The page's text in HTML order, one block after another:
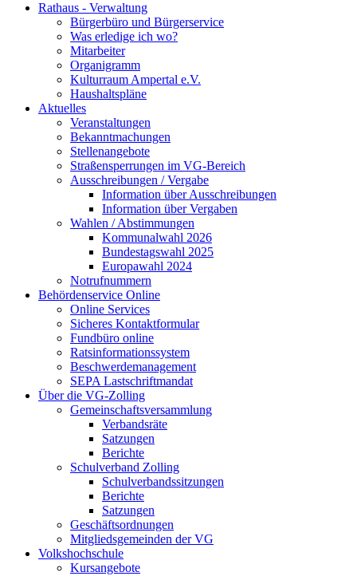
Rathaus - Verwaltung
Bürgerbüro und Bürgerservice
Was erledige ich wo?
Mitarbeiter
Organigramm
Kulturraum Ampertal e.V.
Haushaltspläne
Aktuelles
Veranstaltungen
Bekanntmachungen
Stellenangebote
Straßensperrungen im VG-Bereich
Ausschreibungen / Vergabe
Information über Ausschreibungen
Information über Vergaben
Wahlen / Abstimmungen
Kommunalwahl 2026
Bundestagswahl 2025
Europawahl 2024
Notrufnummern
Behördenservice Online
Online Services
Sicheres Kontaktformular
Fundbüro online
Ratsinformationssystem
Beschwerdemanagement
SEPA Lastschriftmandat
Über die VG-Zolling
Gemeinschaftsversammlung
Verbandsräte
Satzungen
Berichte
Schulverband Zolling
Schulverbandssitzungen
Berichte
Satzungen
Geschäftsordnungen
Mitgliedsgemeinden der VG
Volkshochschule
Kursangebote